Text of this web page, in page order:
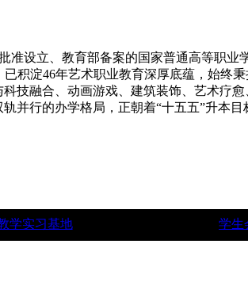
准设立、教育部备案的国家普通高等职业
积淀46年艺术职业教育深厚底蕴，始终
技融合、动画游戏、建筑装饰、艺术疗
并行的办学格局，正朝着“十五五”升本目
学实习基地 学生